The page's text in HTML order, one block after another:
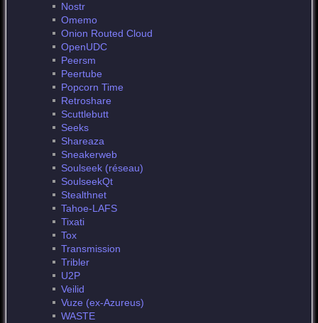
Nostr
Omemo
Onion Routed Cloud
OpenUDC
Peersm
Peertube
Popcorn Time
Retroshare
Scuttlebutt
Seeks
Shareaza
Sneakerweb
Soulseek (réseau)
SoulseekQt
Stealthnet
Tahoe-LAFS
Tixati
Tox
Transmission
Tribler
U2P
Veilid
Vuze (ex-Azureus)
WASTE